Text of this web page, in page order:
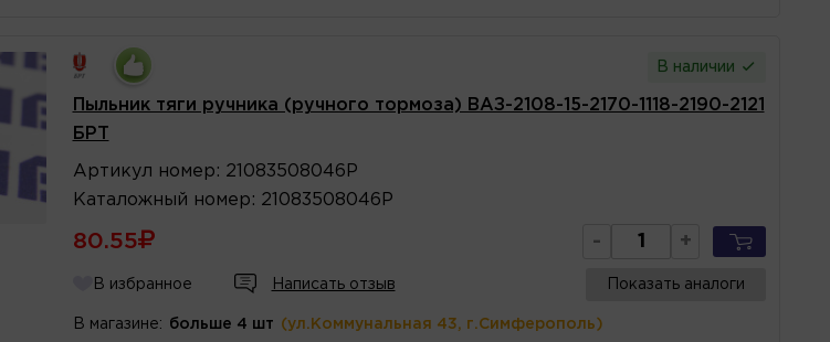
В наличии
Пыльник тяги ручника (ручного тормоза) ВАЗ-2108-15-2170-1118-2190-2121
БРТ
Артикул номер : 21083508046Р
Каталожный номер : 21083508046Р
80.55 - +
В избранное Написать отзыв Показать аналоги
В магазине: больше 4 шт (ул.Коммунальная 43, г.Симферополь)